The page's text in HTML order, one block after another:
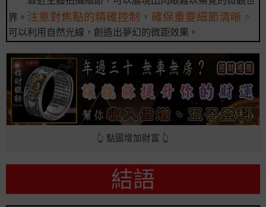
界。 注意對焦點的精確控制，確保重要細節清晰。
可以利用自然光線，創造出夢幻的微距效果。
👆 點圖增加財富 👆
結語